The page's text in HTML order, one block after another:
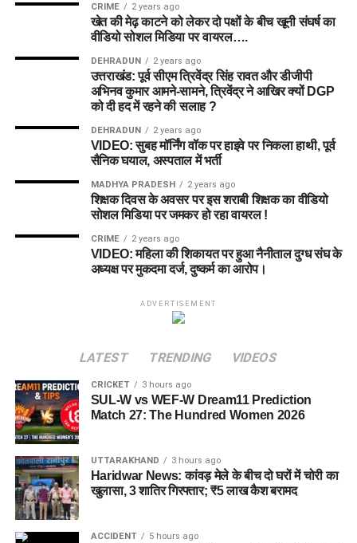
CRIME 2 years ago
खेत की मेढ़ काटने को लेकर दो पक्षों के बीच खूनी संघर्ष का
वीडियो सोशल मिडिया पर वायरल….
DEHRADUN 2 years ago
उत्तराखंड: पूर्व सीएम त्रिवेंद्र सिंह रावत और डीजीपी
अभिनव कुमार आमने-सामने, त्रिवेंद्र ने आखिर क्यों DGP
को दी हद में रहने की सलाह ?
DEHRADUN 2 years ago
VIDEO: सुबह मॉर्निंग वॉक पर हाइवे पर निकला हाथी, पूर्व
सैनिक घयाल, अस्पताल में भर्ती
MADHYA PRADESH 2 years ago
शिक्षक दिवस के अवसर पर इस शराबी शिक्षक का वीडियो
सोशल मिडिया पर जमकर हो रहा वायरल !
CRIME 2 years ago
VIDEO: महिला की शिकायत पर हुआ नैनीताल दुग्ध संघ के
अध्यक्ष पर मुकदमा दर्ज, दुष्कर्म का आरोप।
ADVERTISEMENT
LATEST TRENDING VIDEOS
CRICKET 3 hours ago
SUL-W vs WEF-W Dream11 Prediction
Match 27: The Hundred Women 2026
UTTARAKHAND 3 hours ago
Haridwar News: कांवड़ मेले के बीच दो घरों में चोरी का
खुलासा, 3 शातिर गिरफ्तार; ₹5 लाख कैश बरामद
ACCIDENT 5 hours ago